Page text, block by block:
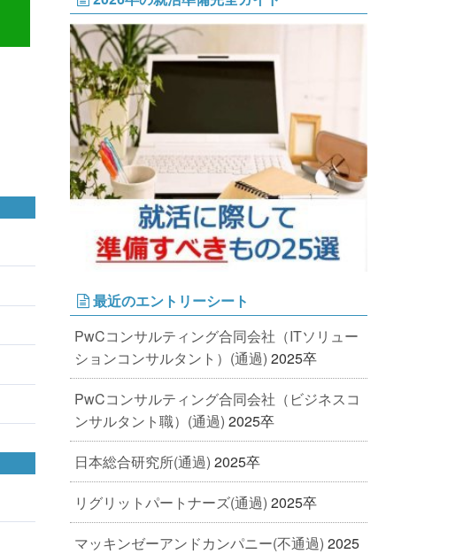
最近のエントリーシート
PwCコンサルティング合同会社（ITソリュー
ションコンサルタント）(通過) 2025卒
PwCコンサルティング合同会社（ビジネスコ
ンサルタント職）(通過) 2025卒
日本総合研究所(通過) 2025卒
リグリットパートナーズ(通過) 2025卒
マッキンゼーアンドカンパニー(不通過) 2025